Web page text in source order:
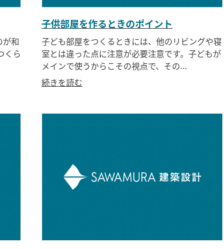
が和
くら
子供部屋を作るときのポイント
子ども部屋をつくるときには、他のリビングや寝
室とは違った点に注意が必要注意です。子どもが
メインで使うからこその視点で、その...
続きを読む